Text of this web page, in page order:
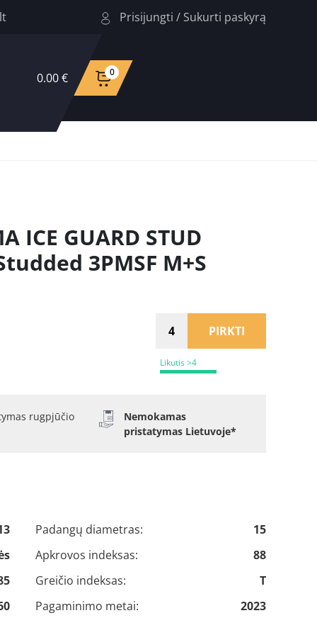
Prisijungti / Sukurti paskyrą
0.00 € 0
ICE GUARD STUD
3PMSF M+S
Likutis >4
PIRKTI
rugpjūčio
Nemokamas
pristatymas Lietuvoje*
Padangų diametras:
15
Apkrovos indeksas:
88
Greičio indeksas:
T
Pagaminimo metai:
2023